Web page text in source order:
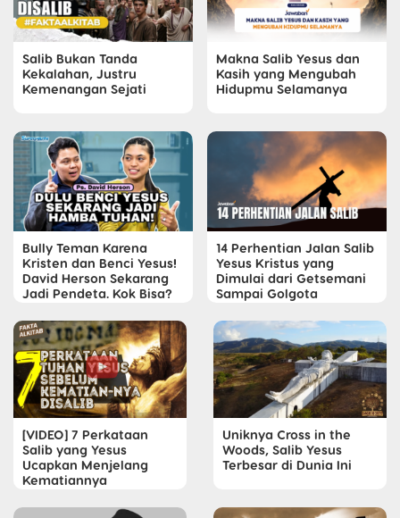
Salib Bukan Tanda
Kekalahan, Justru
Kemenangan Sejati
Makna Salib Yesus dan
Kasih yang Mengubah
Hidupmu Selamanya
Bully Teman Karena
Kristen dan Benci Yesus!
David Herson Sekarang
Jadi Pendeta. Kok Bisa?
14 Perhentian Jalan Salib
Yesus Kristus yang
Dimulai dari Getsemani
Sampai Golgota
[VIDEO] 7 Perkataan
Salib yang Yesus
Ucapkan Menjelang
Kematiannya
Uniknya Cross in the
Woods, Salib Yesus
Terbesar di Dunia Ini